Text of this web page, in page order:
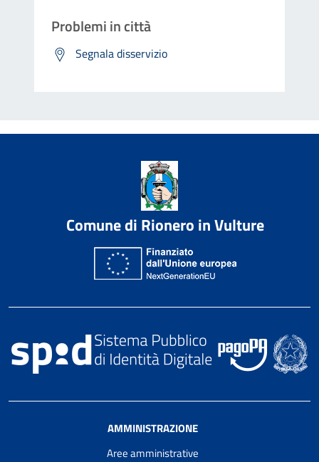
Problemi in città
Segnala disservizio
Comune di Rionero in Vulture
AMMINISTRAZIONE
Aree amministrative